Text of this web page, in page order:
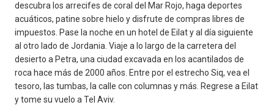
descubra los arrecifes de coral del Mar Rojo, haga deportes
acuáticos, patine sobre hielo y disfrute de compras libres de
impuestos. Pase la noche en un hotel de Eilat y al día siguiente
al otro lado de Jordania. Viaje a lo largo de la carretera del
desierto a Petra, una ciudad excavada en los acantilados de
roca hace más de 2000 años. Entre por el estrecho Siq, vea el
tesoro, las tumbas, la calle con columnas y más. Regrese a Eilat
y tome su vuelo a Tel Aviv.